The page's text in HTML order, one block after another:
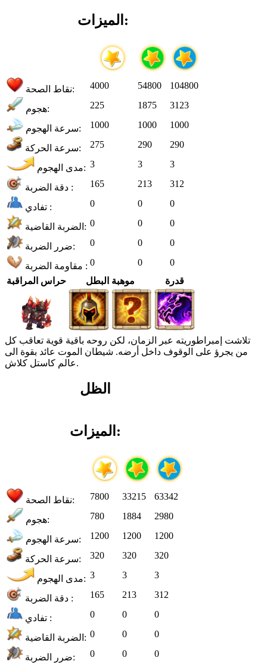
الميزات:
نقاط الصحة: 4000 54800 104800
هجوم: 225 1875 3123
سرعة الهجوم: 1000 1000 1000
سرعة الحركة: 275 290 290
مدى الهجوم: 3 3 3
دقة الضربة : 165 213 312
تفادي : 0 0 0
الضربة القاضية: 0 0 0
ضرر الضربة: 0 0 0
مقاومة الضربة : 0 0
0
حراس المراقبة
موهبة البطل قدرة
تلاشت إمبراطوريته عبر الزمان، لكن روحه باقية قوية تعاقب كل
من يجرؤ على الوقوف داخل أرضه. شيطان الموت عائد بقوة الى
عالم كاستل كلاش.
الظل
الميزات:
نقاط الصحة: 7800 33215 63342
هجوم: 780 1884 2980
سرعة الهجوم: 1200 1200 1200
سرعة الحركة: 320 320 320
مدى الهجوم: 3 3 3
دقة الضربة : 165 213 312
تفادي : 0 0 0
الضربة القاضية: 0 0 0
ضرر الضربة: 0 0 0